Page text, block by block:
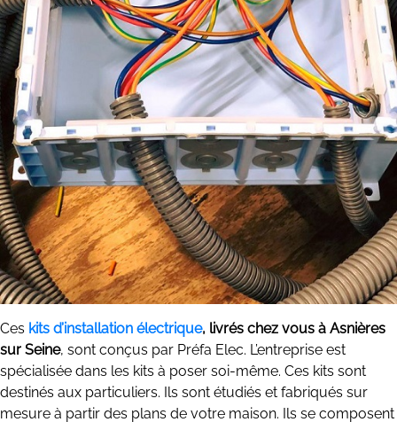
Ces kits d’installation électrique, livrés chez vous à Asnières
sur Seine, sont conçus par Préfa Elec. L’entreprise est
spécialisée dans les kits à poser soi-même. Ces kits sont
destinés aux particuliers. Ils sont étudiés et fabriqués sur
mesure à partir des plans de votre maison. Ils se composent